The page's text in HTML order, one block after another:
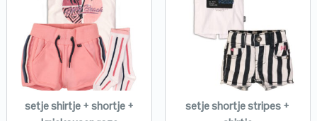
setje shirtje + shortje +
setje shortje stripes +